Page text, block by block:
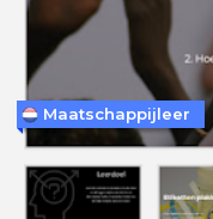
Maatschappijleer